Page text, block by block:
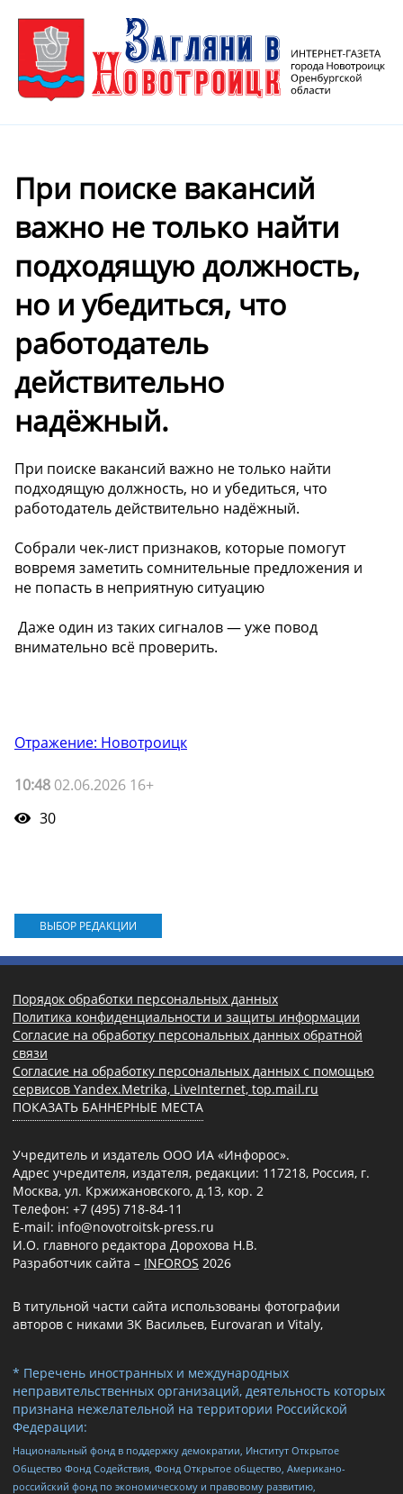
При поиске вакансий
важно не только найти
подходящую должность,
но и убедиться, что
работодатель
действительно
надёжный.
При поиске вакансий важно не только найти
подходящую должность, но и убедиться, что
работодатель действительно надёжный.
Собрали чек-лист признаков, которые помогут
вовремя заметить сомнительные предложения и
не попасть в неприятную ситуацию
️ Даже один из таких сигналов — уже повод
внимательно всё проверить.
Отражение: Новотроицк
10:48 02.06.2026 16+
30
ВЫБОР РЕДАКЦИИ
Порядок обработки персональных данных
Политика конфиденциальности и защиты информации
Согласие на обработку персональных данных обратной
связи
Согласие на обработку персональных данных с помощью
сервисов Yandex.Metrika, LiveInternet, top.mail.ru
ПОКАЗАТЬ БАННЕРНЫЕ МЕСТА
Учредитель и издатель ООО ИА «Инфорос».
Адрес учредителя, издателя, редакции: 117218, Россия, г.
Москва, ул. Кржижановского, д.13, кор. 2
Телефон: +7 (495) 718-84-11
E-mail: info@novotroitsk-press.ru
И.О. главного редактора Дорохова Н.В.
Разработчик сайта – INFOROS 2026
В титульной части сайта использованы фотографии
авторов с никами ЗК Васильев, Eurovaran и Vitaly,
* Перечень иностранных и международных
неправительственных организаций, деятельность которых
признана нежелательной на территории Российской
Федерации:
Национальный фонд в поддержку демократии, Институт Открытое
Общество Фонд Содействия, Фонд Открытое общество, Американо-
российский фонд по экономическому и правовому развитию,